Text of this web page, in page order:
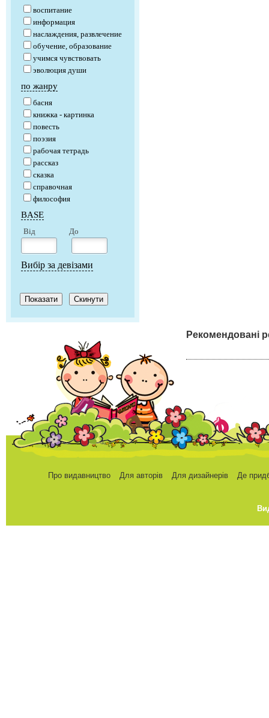
воспитание
информация
наслаждения, развлечение
обучение, образование
учимся чувствовать
эволюция души
по жанру
басня
книжка - картинка
повесть
поэзия
рабочая тетрадь
рассказ
сказка
справочная
философия
BASE
Від До
Вибір за девізами
Рекомендовані
Про видавництво Для авторів Для дизайнерів Де